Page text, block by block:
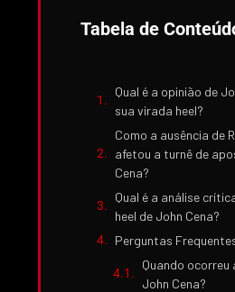
Tabela de
Qual é a opinião de
sua virada heel?
Como a ausência de
afetou a turnê de
Cena?
Qual é a análise
heel de John Cena?
Perguntas
Quando ocorreu
John Cena?